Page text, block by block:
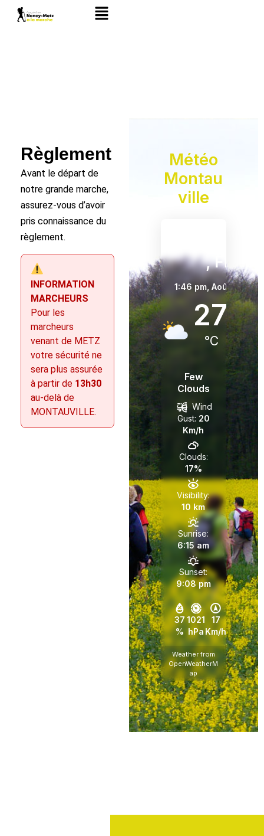
Aller
Main
Règlement
Avant le départ de
notre grande marche,
assurez-vous d’avoir
pris connaissance du
règlement.
INFORMATION
MARCHEURS
Pour les
marcheurs
venant de METZ
votre sécurité ne
sera plus assurée
à partir de 13h30
au-delà de
MONTAUVILLE.
Météo
Montau
Ville
, FR
1:46 pm, Août 6,
27
°C
Few
Clouds
37
%
1021
hPa
17
Km/h
Wind
Gust: 20
Km/h
Clouds:
17%
Visibility:
10 km
Sunrise:
6:15 am
Sunset:
9:08 pm
Weather from
OpenWeatherM
ap